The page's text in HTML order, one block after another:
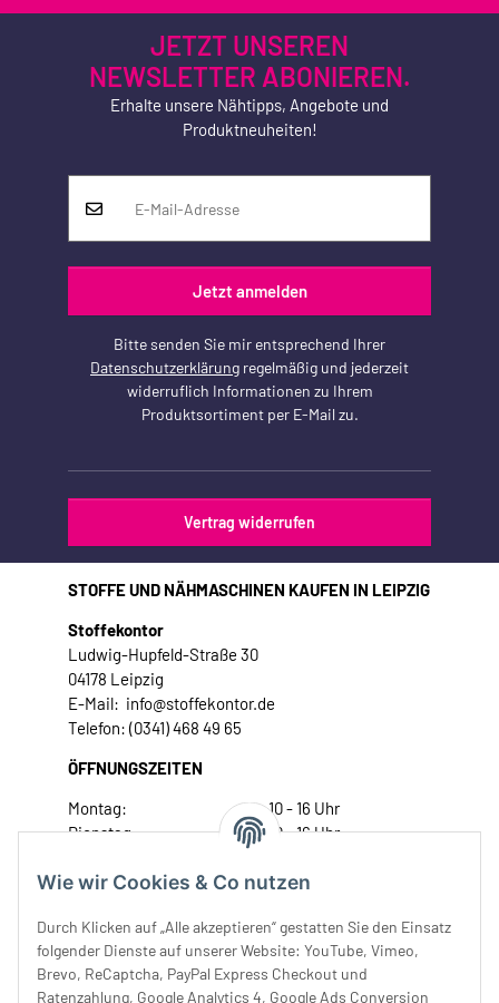
Wie wir Cookies & Co nutzen
Durch Klicken auf „Alle akzeptieren“ gestatten Sie den Einsatz
folgender Dienste auf unserer Website: YouTube, Vimeo,
Brevo, ReCaptcha, PayPal Express Checkout und
Ratenzahlung, Google Analytics 4, Google Ads Conversion
JETZT UNSEREN
NEWSLETTER ABONIEREN.
Erhalte unsere Nähtipps, Angebote und
Produktneuheiten!
Jetzt anmelden
Bitte senden Sie mir entsprechend Ihrer
Datenschutzerklärung regelmäßig und jederzeit
widerruflich Informationen zu Ihrem
Produktsortiment per E-Mail zu.
Vertrag widerrufen
STOFFE UND NÄHMASCHINEN KAUFEN IN LEIPZIG
Stoffekontor
Ludwig-Hupfeld-Straße 30
04178 Leipzig
E-Mail: info@stoffekontor.de
Telefon: (0341) 468 49 65
ÖFFNUNGSZEITEN
Montag:
10 - 16 Uhr
Dienstag:
10 - 16 Uhr
Donnerstag:
10 - 18 Uhr
Samstag:
10 - 14 Uhr
Unser Service